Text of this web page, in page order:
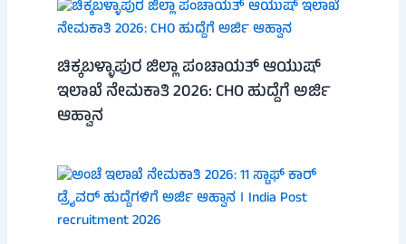
ಚಿಕ್ಕಬಳ್ಳಾಪುರ ಜಿಲ್ಲಾ ಪಂಚಾಯತ್ ಆಯುಷ್
ಇಲಾಖೆ ನೇಮಕಾತಿ 2026: CHO ಹುದ್ದೆಗೆ ಅರ್ಜಿ
ಆಹ್ವಾನ